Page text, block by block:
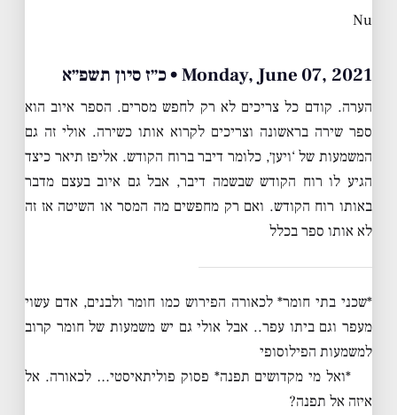
Nu
Monday, June 07, 2021 • כ״ז סיון תשפ״א
הערה. קודם כל צריכים לא רק לחפש מסרים. הספר איוב הוא
ספר שירה בראשונה וצריכים לקרוא אותו כשירה. אולי זה גם
המשמעות של ‘ויען׳, כלומר דיבר ברוח הקודש. אליפז תיאר כיצד
הגיע לו רוח הקודש שבשמה דיבר, אבל גם איוב בעצם מדבר
באותו רוח הקודש. ואם רק מחפשים מה המסר או השיטה אז זה
לא אותו ספר בכלל
*שכני בתי חומר* לכאורה הפירוש כמו חומר ולבנים, אדם עשוי
מעפר וגם ביתו עפר.. אבל אולי גם יש משמעות של חומר קרוב
למשמעות הפילוסופי
*ואל מי מקדושים תפנה* פסוק פוליתאיסטי… לכאורה. אל
איזה אל תפנה?